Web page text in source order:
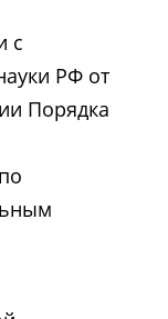
с
РФ от
Порядка